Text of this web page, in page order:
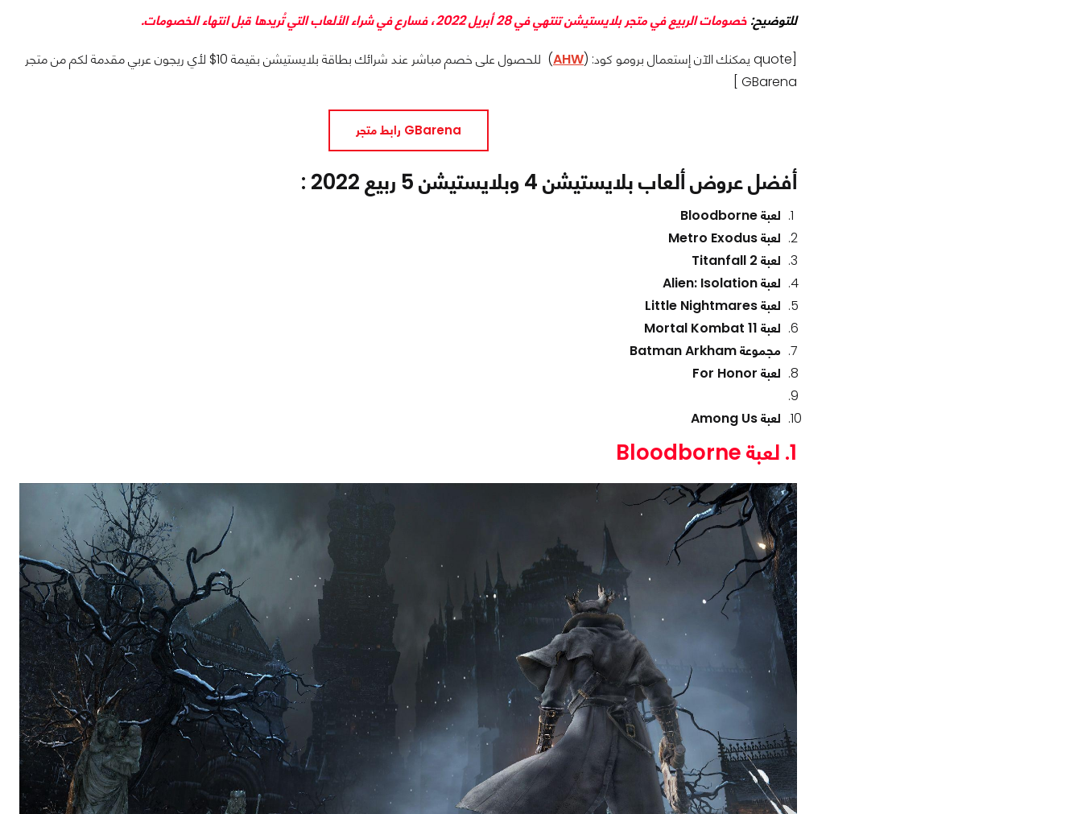
للتوضيح: خصومات الربيع في متجر بلايستيشن تنتهي في 28 أبريل 2022، فسارع في شراء الألعاب التي تُريدها قبل انتهاء الخصومات.
AHW
) للحصول على خصم مباشر عند شرائك بطاقة بلايستيشن بقيمة 10$ لأي ريجون عربي مقدمة لكم من متجر
GBarena ]
رابط متجر GBarena
أفضل عروض ألعاب بلايستيشن 4 وبلايستيشن 5 ربيع 2022 :
لعبة Bloodborne
لعبة Metro Exodus
لعبة Titanfall 2
لعبة Alien: Isolation
لعبة Little Nightmares
لعبة Mortal Kombat 11
مجموعة Batman Arkham
لعبة For Honor
لعبة Among Us
1. لعبة Bloodborne